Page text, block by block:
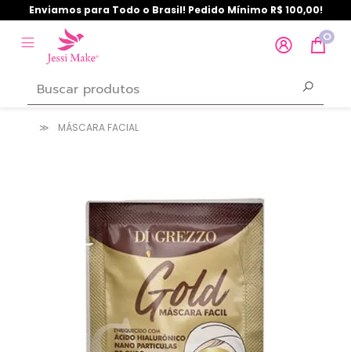
Enviamos para Todo o Brasil! Pedido Mínimo R$ 100,00!
0
MÁSCARA FACIAL